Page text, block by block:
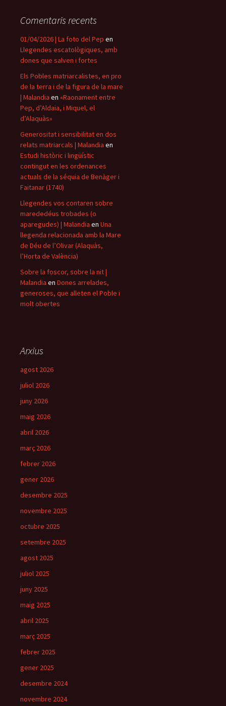
Comentaris recents
01/04/2026 | La foto del Pep en
Llegendes escatològiques, amb
dones que salven i fortes
Els Pobles matriarcalistes, en pro
de la terra i de la figura de la mare
| Malandia en «Raonament entre
Pep, d’Aldaia, i Miquel, el
d’Alaquàs»
Generositat i sensibilitat en dos
relats matriarcals | Malandia en
Estudi històric i lingüístic
contingut en les ordenances
actuals de la séquia de Benàger i
Faitanar (1740)
Llegendes vos contaren sobre
marededéus trobades (o
aparegudes) | Malandia en Una
llegenda relacionada amb la Mare
de Déu de l’Olivar (Alaquàs,
l’Horta de València)
Sobre la foscor, sobre la nit |
Malandia en Dones arrelades,
generoses, que alleten el Poble i
molt obertes
Arxius
agost 2026
juliol 2026
juny 2026
maig 2026
abril 2026
març 2026
febrer 2026
gener 2026
desembre 2025
novembre 2025
octubre 2025
setembre 2025
agost 2025
juliol 2025
juny 2025
maig 2025
abril 2025
març 2025
febrer 2025
gener 2025
desembre 2024
novembre 2024